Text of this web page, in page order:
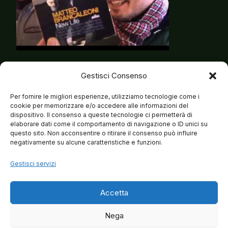
Gestisci Consenso
Per fornire le migliori esperienze, utilizziamo tecnologie come i
cookie per memorizzare e/o accedere alle informazioni del
dispositivo. Il consenso a queste tecnologie ci permetterà di
elaborare dati come il comportamento di navigazione o ID unici su
questo sito. Non acconsentire o ritirare il consenso può influire
negativamente su alcune caratteristiche e funzioni.
Gestisci servizi
Accetta
Nega
Matteo Brancaleoni lanciato da Fiorello a